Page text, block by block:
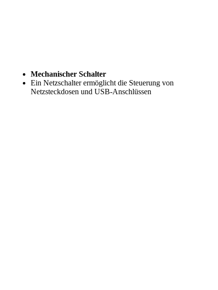
Mechanischer Schalter
Ein Netzschalter ermöglicht die Steuerung von
Netzsteckdosen und USB-Anschlüssen